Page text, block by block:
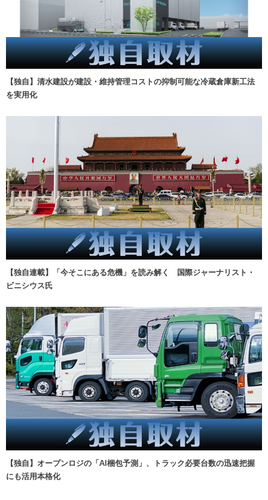
【独自】清水建設が建設・維持管理コストの抑制可能な冷蔵倉庫新工法
を実用化
【独自連載】「今そこにある危機」を読み解く 国際ジャーナリスト・
ビニシウス氏
【独自】オープンロジの「AI梱包予測」、トラック必要台数の迅速把握
にも活用本格化